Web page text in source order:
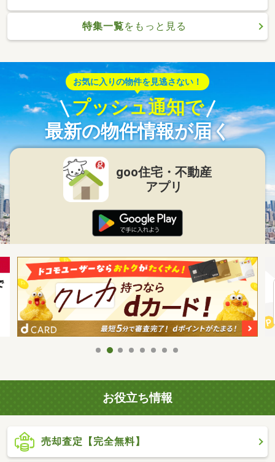
特集一覧をもっと見る
お気に入りの物件を見逃さない！
プッシュ通知で
最新の物件情報が届く
goo住宅・不動産
アプリ
お役立ち情報
売却査定【完全無料】